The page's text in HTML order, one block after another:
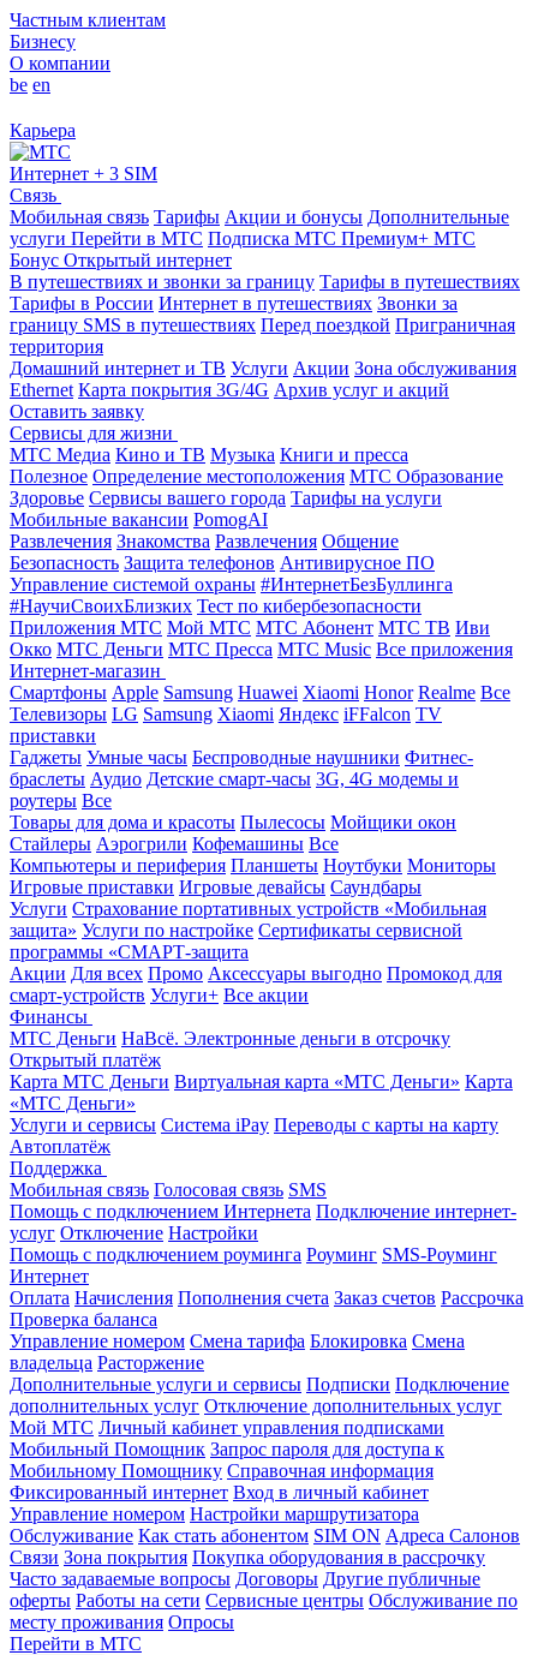
Частным клиентам
Бизнесу
О компании
be en
Карьера
Интернет + 3 SIM
Связь
Мобильная связь Тарифы Акции и бонусы Дополнительные
услуги Перейти в МТС Подписка МТС Премиум+ МТС
Бонус Открытый интернет
В путешествиях и звонки за границу Тарифы в путешествиях
Тарифы в России Интернет в путешествиях Звонки за
границу SMS в путешествиях Перед поездкой Приграничная
территория
Домашний интернет и ТВ Услуги Акции Зона обслуживания
Ethernet Карта покрытия 3G/4G Архив услуг и акций
Оставить заявку
Сервисы для жизни
МТС Медиа Кино и ТВ Музыка Книги и пресса
Полезное Определение местоположения МТС Образование
Здоровье Сервисы вашего города Тарифы на услуги
Мобильные вакансии PomogAI
Развлечения Знакомства Развлечения Общение
Безопасность Защита телефонов Антивирусное ПО
Управление системой охраны #ИнтернетБезБуллинга
#НаучиСвоихБлизких Тест по кибербезопасности
Приложения МТС Мой МТС МТС Абонент МТС ТВ Иви
Окко МТС Деньги МТС Пресса МТС Music Все приложения
Интернет-магазин
Смартфоны Apple Samsung Huawei Xiaomi Honor Realme Все
Телевизоры LG Samsung Xiaomi Яндекс iFFalcon TV
приставки
Гаджеты Умные часы Беспроводные наушники Фитнес-
браслеты Аудио Детские смарт-часы 3G, 4G модемы и
роутеры Все
Товары для дома и красоты Пылесосы Мойщики окон
Стайлеры Аэрогрили Кофемашины Все
Компьютеры и периферия Планшеты Ноутбуки Мониторы
Игровые приставки Игровые девайсы Саундбары
Услуги Страхование портативных устройств «Мобильная
защита» Услуги по настройке Сертификаты сервисной
программы «СМАРТ-защита
Акции Для всех Промо Аксессуары выгодно Промокод для
смарт-устройств Услуги+ Все акции
Финансы
МТС Деньги НаВсё. Электронные деньги в отсрочку
Открытый платёж
Карта МТС Деньги Виртуальная карта «МТС Деньги» Карта
«МТС Деньги»
Услуги и сервисы Система iPay Переводы с карты на карту
Автоплатёж
Поддержка
Мобильная связь Голосовая связь SMS
Помощь с подключением Интернета Подключение интернет-
услуг Отключение Настройки
Помощь с подключением роуминга Роуминг SMS-Роуминг
Интернет
Оплата Начисления Пополнения счета Заказ счетов Рассрочка
Проверка баланса
Управление номером Смена тарифа Блокировка Смена
владельца Расторжение
Дополнительные услуги и сервисы Подписки Подключение
дополнительных услуг Отключение дополнительных услуг
Мой МТС Личный кабинет управления подписками
Мобильный Помощник Запрос пароля для доступа к
Мобильному Помощнику Справочная информация
Фиксированный интернет Вход в личный кабинет
Управление номером Настройки маршрутизатора
Обслуживание Как стать абонентом SIM ON Адреса Салонов
Связи Зона покрытия Покупка оборудования в рассрочку
Часто задаваемые вопросы Договоры Другие публичные
оферты Работы на сети Сервисные центры Обслуживание по
месту проживания Опросы
Перейти в МТС